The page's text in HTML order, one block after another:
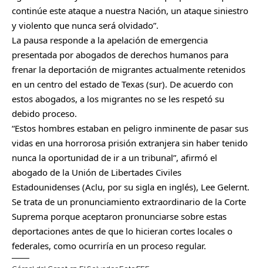
continúe este ataque a nuestra Nación, un ataque siniestro
y violento que nunca será olvidado”.
La pausa responde a la apelación de emergencia
presentada por abogados de derechos humanos para
frenar la deportación de migrantes actualmente retenidos
en un centro del estado de Texas (sur). De acuerdo con
estos abogados, a los migrantes no se les respetó su
debido proceso.
“Estos hombres estaban en peligro inminente de pasar sus
vidas en una horrorosa prisión extranjera sin haber tenido
nunca la oportunidad de ir a un tribunal”, afirmó el
abogado de la Unión de Libertades Civiles
Estadounidenses (Aclu, por su sigla en inglés), Lee Gelernt.
Se trata de un pronunciamiento extraordinario de la Corte
Suprema porque aceptaron pronunciarse sobre estas
deportaciones antes de que lo hicieran cortes locales o
federales, como ocurriría en un proceso regular.